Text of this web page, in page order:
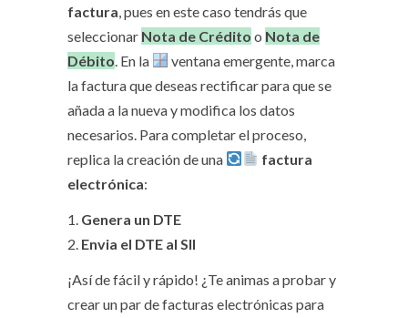
factura , pues en este caso tendrás que
seleccionar Nota de Crédito o Nota de
Débito . En la
ventana emergente, marca
la factura que deseas rectificar para que se
añada a la nueva y modifica los datos
necesarios. Para completar el proceso,
replica la creación de una
factura
electrónica:
1. Genera un DTE
2. Envia el DTE al SII
¡Así de fácil y rápido! ¿Te animas a probar y
crear un par de facturas electrónicas para